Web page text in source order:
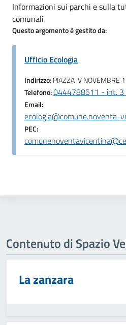
Informazioni sui parchi e sulla
comunali
Questo argomento è gestito da:
Ufficio Ecologia
Indirizzo:PIAZZA IV NOVEMBRE 1
Telefono:0444788511 - int.
Email:
ecologia@comune.noventa-
PEC:
Contenuto di Spazio
La zanzara